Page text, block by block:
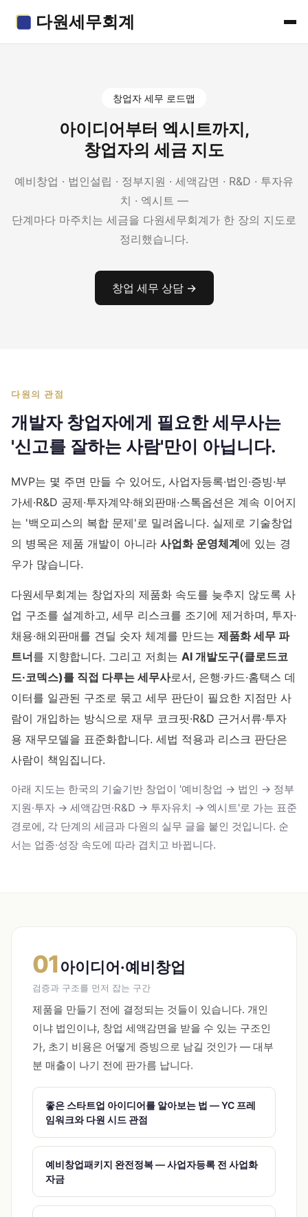
다원세무회계
창업자 세무 로드맵
아이디어부터 엑시트까지,
창업자의 세금 지도
예비창업 · 법인설립 · 정부지원 · 세액감면 · R&D · 투자유
치 · 엑시트 —
단계마다 마주치는 세금을 다원세무회계가 한 장의 지도로
정리했습니다.
창업 세무 상담 →
다원의 관점
개발자 창업자에게 필요한 세무사는
'신고를 잘하는 사람'만이 아닙니다.
MVP는 몇 주면 만들 수 있어도, 사업자등록·법인·증빙·부
가세·R&D 공제·투자계약·해외판매·스톡옵션은 계속 이어지
는 '백오피스의 복합 문제'로 밀려옵니다. 실제로 기술창업
의 병목은 제품 개발이 아니라 사업화 운영체계에 있는 경
우가 많습니다.
다원세무회계는 창업자의 제품화 속도를 늦추지 않도록 사
업 구조를 설계하고, 세무 리스크를 조기에 제거하며, 투자·
채용·해외판매를 견딜 숫자 체계를 만드는 제품화 세무 파
트너를 지향합니다. 그리고 저희는 AI 개발도구(클로드코
드·코덱스)를 직접 다루는 세무사로서, 은행·카드·홈택스 데
이터를 일관된 구조로 묶고 세무 판단이 필요한 지점만 사
람이 개입하는 방식으로 재무 코크핏·R&D 근거서류·투자
용 재무모델을 표준화합니다. 세법 적용과 리스크 판단은
사람이 책임집니다.
아래 지도는 한국의 기술기반 창업이 '예비창업 → 법인 → 정부
지원·투자 → 세액감면·R&D → 투자유치 → 엑시트'로 가는 표준
경로에, 각 단계의 세금과 다원의 실무 글을 붙인 것입니다. 순
서는 업종·성장 속도에 따라 겹치고 바뀝니다.
01아이디어·예비창업
검증과 구조를 먼저 잡는 구간
제품을 만들기 전에 결정되는 것들이 있습니다. 개인
이냐 법인이냐, 창업 세액감면을 받을 수 있는 구조인
가, 초기 비용은 어떻게 증빙으로 남길 것인가 — 대부
분 매출이 나기 전에 판가름 납니다.
좋은 스타트업 아이디어를 알아보는 법 — YC 프레
임워크와 다원 시드 관점
예비창업패키지 완전정복 — 사업자등록 전 사업화
자금